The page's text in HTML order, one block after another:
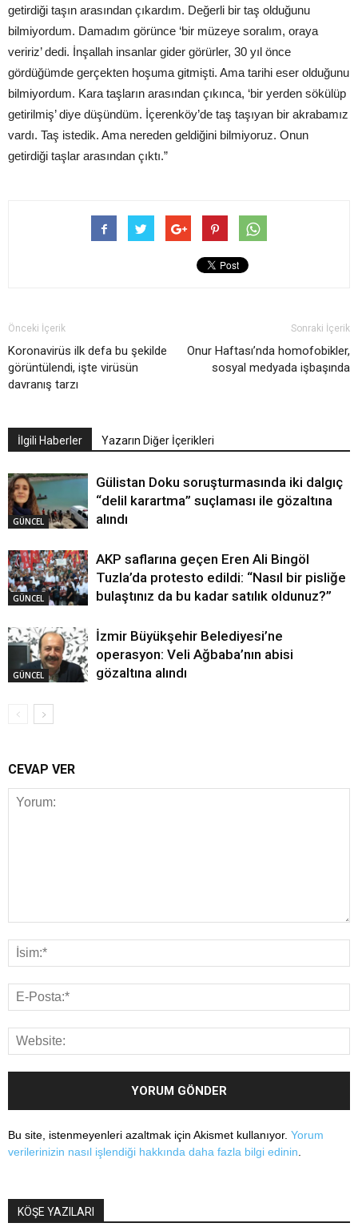
getirdiği taşın arasından çıkardım. Değerli bir taş olduğunu
bilmiyordum. Damadım görünce ‘bir müzeye soralım, oraya
veririz’ dedi. İnşallah insanlar gider görürler, 30 yıl önce
gördüğümde gerçekten hoşuma gitmişti. Ama tarihi eser olduğunu
bilmiyordum. Kara taşların arasından çıkınca, ‘bir yerden sökülüp
getirilmiş’ diye düşündüm. İçerenköy’de taş taşıyan bir akrabamız
vardı. Taş istedik. Ama nereden geldiğini bilmiyoruz. Onun
getirdiği taşlar arasından çıktı.”
Önceki İçerik
Koronavirüs ilk defa bu şekilde
görüntülendi, işte virüsün
davranış tarzı
Sonraki İçerik
Onur Haftası’nda homofobikler,
sosyal medyada işbaşında
İlgili Haberler Yazarın Diğer İçerikleri
GÜNCEL
Gülistan Doku soruşturmasında iki dalgıç
“delil karartma” suçlaması ile gözaltına
alındı
GÜNCEL
AKP saflarına geçen Eren Ali Bingöl
Tuzla’da protesto edildi: “Nasıl bir pisliğe
bulaştınız da bu kadar satılık oldunuz?”
GÜNCEL
İzmir Büyükşehir Belediyesi’ne
operasyon: Veli Ağbaba’nın abisi
gözaltına alındı
CEVAP VER
Bu site, istenmeyenleri azaltmak için Akismet kullanıyor. Yorum
verilerinizin nasıl işlendiği hakkında daha fazla bilgi edinin.
KÖŞE YAZILARI